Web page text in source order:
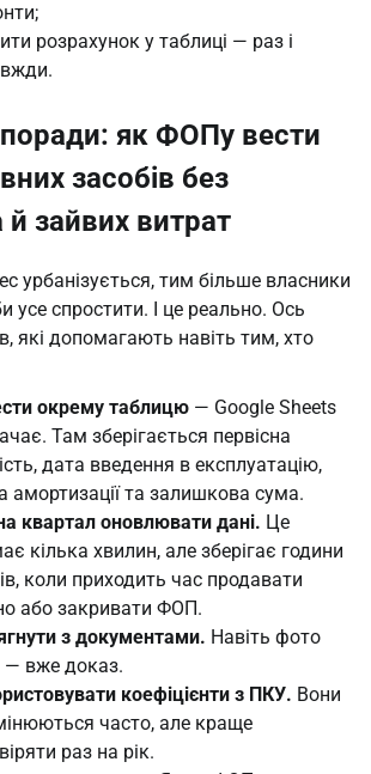
розрахунок у таблиці — раз і
як ФОПу вести
засобів без
й зайвих витрат
урбанізується, тим більше власники
усе спростити. І це реально. Ось
які допомагають навіть тим, хто
окрему таблицю — Google Sheets
Там зберігається первісна
дата введення в експлуатацію,
амортизації та залишкова сума.
квартал оновлювати дані. Це
кілька хвилин, але зберігає години
коли приходить час продавати
або закривати ФОП.
з документами. Навіть фото
— вже доказ.
коефіцієнти з ПКУ. Вони
часто, але краще
раз на рік.